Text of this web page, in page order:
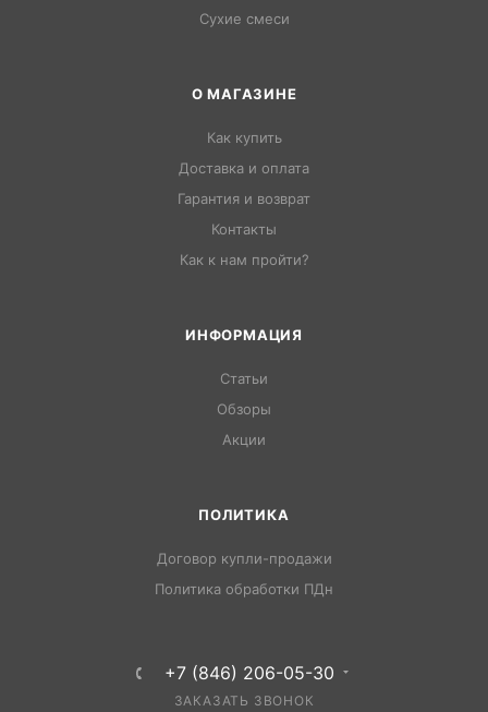
Сухие смеси
О МАГАЗИНЕ
Как купить
Доставка и оплата
Гарантия и возврат
Контакты
Как к нам пройти?
ИНФОРМАЦИЯ
Статьи
Обзоры
Акции
ПОЛИТИКА
Договор купли-продажи
Политика обработки ПДн
+7 (846) 206-05-30
ЗАКАЗАТЬ ЗВОНОК